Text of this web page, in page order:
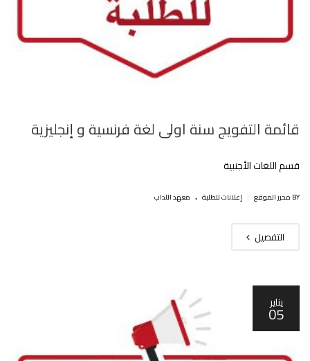
قائمة التفويج سنة اولى لغة فرنسية و إنجليزية
قسم اللغات الأجنبية
BY محرر الموقع إعلانات للطلبة . معهد الآداب
التفصيل
يناير
05